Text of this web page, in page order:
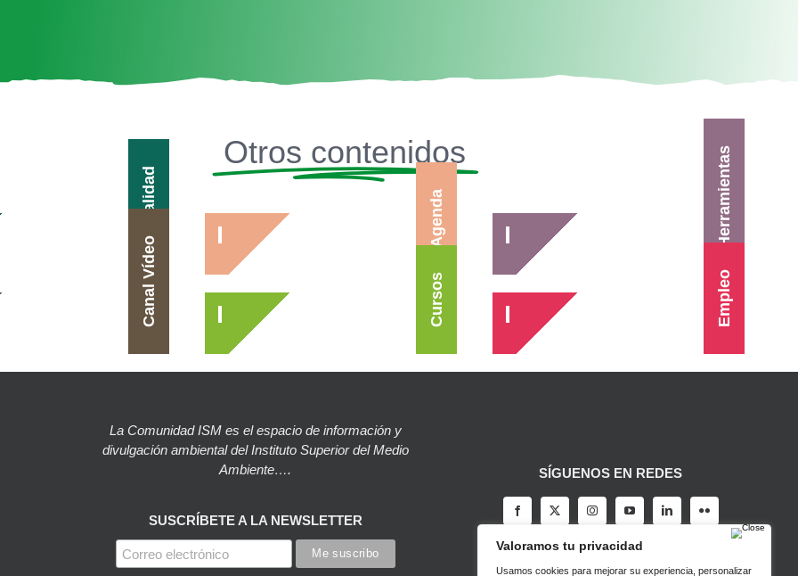
Otros contenidos
Actualidad Agenda Herramientas
Canal Vídeo Cursos Empleo
La Comunidad ISM es el espacio de información y
divulgación ambiental del Instituto Superior del Medio
Ambiente….
SUSCRÍBETE A LA NEWSLETTER
SÍGUENOS EN REDES